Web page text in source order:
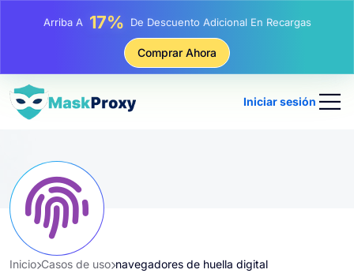
17%
25% Descuento En Compras Estáticas IP
Arriba A81%Descuento En Compras Rotativas IP
Comprar Ahora
Iniciar sesión
Inicio Casos de uso navegadores de huella digital